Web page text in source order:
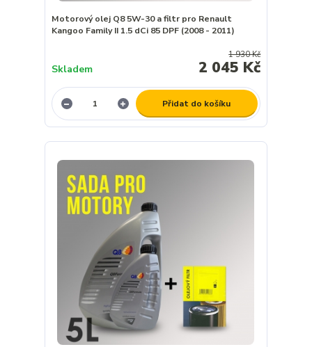
Motorový olej Q8 5W-30 a filtr pro Renault
Kangoo Family II 1.5 dCi 85 DPF (2008 - 2011)
1 930 Kč
2 045 Kč
Skladem
Přidat do košíku